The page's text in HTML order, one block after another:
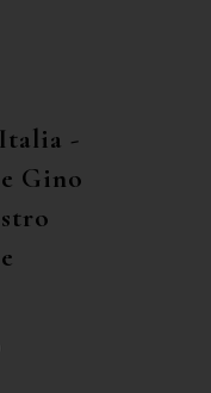
-
Gino